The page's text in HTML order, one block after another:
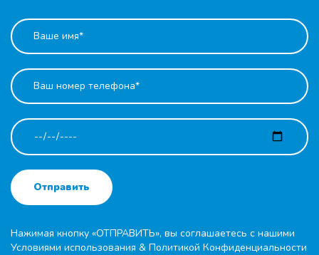
Отправить
Нажимая кнопку «ОТПРАВИТЬ», вы соглашаетесь с нашими
Условиями использования & Политикой Конфиденциальности